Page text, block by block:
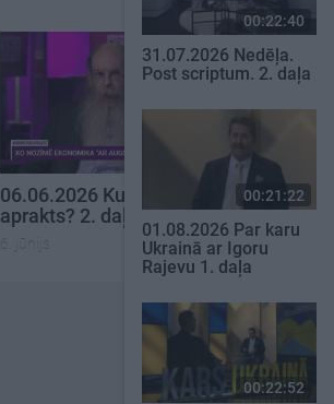
00:23:21
06.06.2026 Kur tas suns
aprakts? 2. daļa
6. jūnijs
00:22:40
31.07.2026 Nedēļa.
Post scriptum. 2. daļa
00:21:22
01.08.2026 Par karu
Ukrainā ar Igoru
Rajevu 1. daļa
00:22:52